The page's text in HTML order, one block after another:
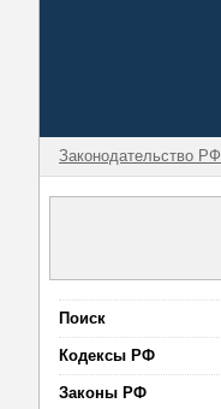
Законодательство РФ
Поиск
Кодексы РФ
Законы РФ